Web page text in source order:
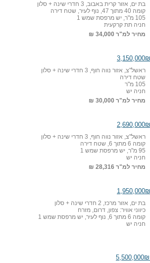
בת ים, אזור קרית באבוב, 3 חדרי שינה + סלון
קומה 40 מתוך 47, נוף לעיר, שטח דירה
105 מ"ר, יש מרפסת שמש 1
חניה תת קרקעית
מחיר למ"ר 34,000 ₪
ראשל"צ, אזור נווה חוף, 3 חדרי שינה + סלון
שטח דירה
105 מ"ר
חניה יש
מחיר למ"ר 30,000 ₪
ראשל"צ, אזור נווה חוף, 3 חדרי שינה + סלון
קומה 6 מתוך 6, שטח דירה
95 מ"ר, יש מרפסת שמש 1
חניה יש
מחיר למ"ר 28,316 ₪
בת ים, אזור מרכז, 2 חדרי שינה + סלון
כיווני אוויר: צפון, דרום, מזרח
קומה 6 מתוך 6, נוף לעיר, יש מרפסת שמש 1
חניה יש